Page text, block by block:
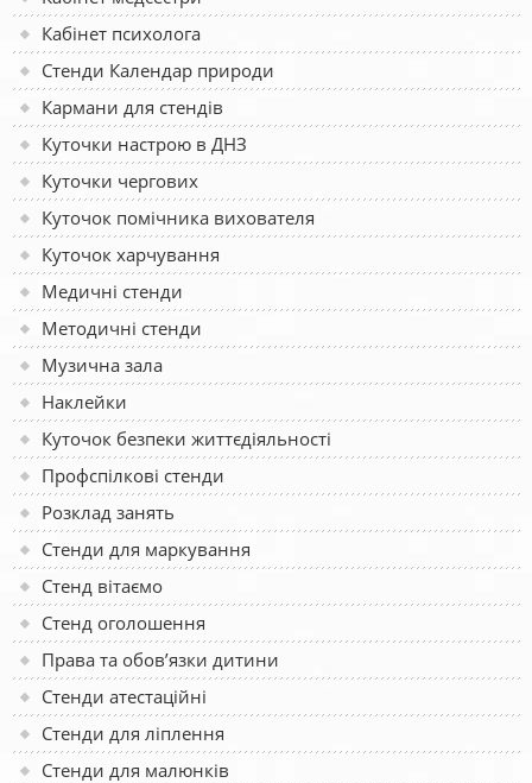
Кабінет психолога
Стенди Календар природи
Кармани для стендів
Куточки настрою в ДНЗ
Куточки чергових
Куточок помічника вихователя
Куточок харчування
Медичні стенди
Методичні стенди
Музична зала
Наклейки
Куточок безпеки життєдіяльності
Профспілкові стенди
Розклад занять
Стенди для маркування
Стенд вітаємо
Стенд оголошення
Права та обов’язки дитини
Стенди атестаційні
Стенди для ліплення
Стенди для малюнків